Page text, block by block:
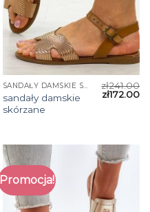
SANDAŁY DAMSKIE SKÓRZANE
sandały damskie
skórzane
zł241.00
zł172.00
Promocja!